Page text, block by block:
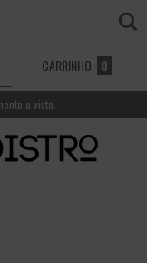
CARRINHO 0
a vista.